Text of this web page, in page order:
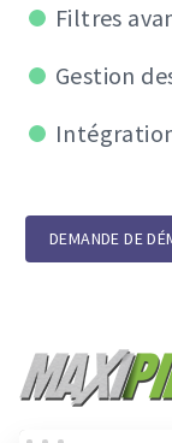
Filtres
Gestion
DEMANDE DE